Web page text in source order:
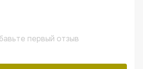
первый отзыв